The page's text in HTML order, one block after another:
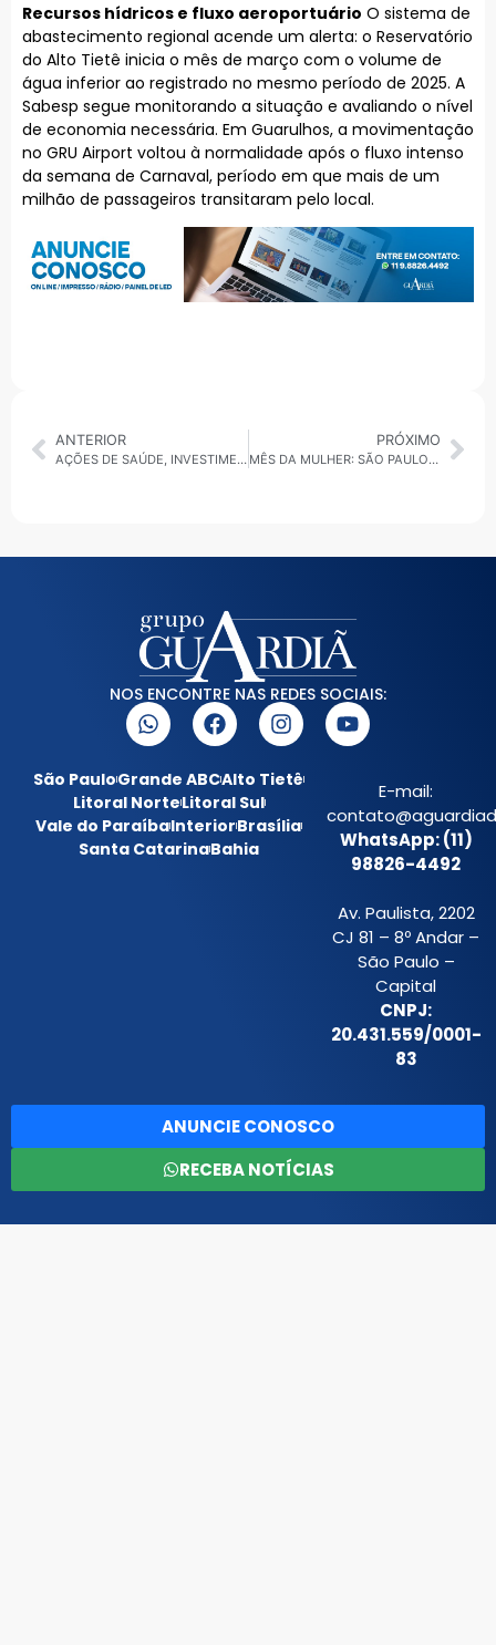
Recursos hídricos e fluxo aeroportuário O sistema de
abastecimento regional acende um alerta: o Reservatório
do Alto Tietê inicia o mês de março com o volume de
água inferior ao registrado no mesmo período de 2025. A
Sabesp segue monitorando a situação e avaliando o nível
de economia necessária. Em Guarulhos, a movimentação
no GRU Airport voltou à normalidade após o fluxo intenso
da semana de Carnaval, período em que mais de um
milhão de passageiros transitaram pelo local.
ANTERIOR
AÇÕES DE SAÚDE, INVESTIMENTOS EM EDUCAÇÃO E ALERTA SOBRE VIOLÊNCIA CONTRA A MULHER MOVIMENTAM O GRANDE ABC
PRÓXIMO
MÊS DA MULHER: SÃO PAULO TEM MAIS DE 2000 VAGAS E MUTIRÃO “CONTRATA MULHERES”
NOS ENCONTRE NAS REDES SOCIAIS:
São PauloGrande ABCAlto Tietê
Litoral NorteLitoral Sul
Vale do ParaíbaInteriorBrasília
Santa CatarinaBahia
E-mail:
WhatsApp: (11)
98826-4492
Av. Paulista, 2202
CJ 81 – 8º Andar –
São Paulo –
Capital
CNPJ:
20.431.559/0001-
83
ANUNCIE CONOSCO
RECEBA NOTÍCIAS